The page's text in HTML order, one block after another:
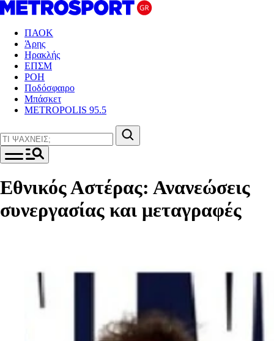
ΠΑΟΚ
Άρης
Ηρακλής
ΕΠΣΜ
ΡΟΗ
Ποδόσφαιρο
Μπάσκετ
METROPOLIS 95.5
Εθνικός Αστέρας: Ανανεώσεις
συνεργασίας και μεταγραφές